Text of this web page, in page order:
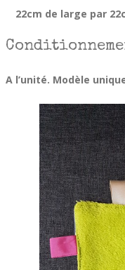
22cm de large par
A l’unité. Modèle